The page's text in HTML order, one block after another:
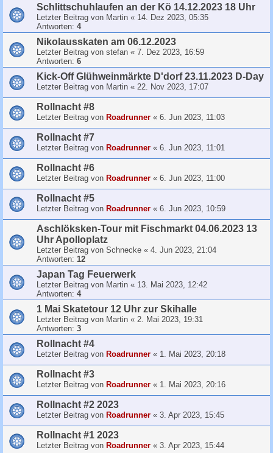
Schlittschuhlaufen an der Kö 14.12.2023 18 Uhr
Letzter Beitrag von Martin « 14. Dez 2023, 05:35
Antworten: 4
Nikolausskaten am 06.12.2023
Letzter Beitrag von stefan « 7. Dez 2023, 16:59
Antworten: 6
Kick-Off Glühweinmärkte D'dorf 23.11.2023 D-Day
Letzter Beitrag von Martin « 22. Nov 2023, 17:07
Rollnacht #8
Letzter Beitrag von Roadrunner « 6. Jun 2023, 11:03
Rollnacht #7
Letzter Beitrag von Roadrunner « 6. Jun 2023, 11:01
Rollnacht #6
Letzter Beitrag von Roadrunner « 6. Jun 2023, 11:00
Rollnacht #5
Letzter Beitrag von Roadrunner « 6. Jun 2023, 10:59
Aschlöksken-Tour mit Fischmarkt 04.06.2023 13
Uhr Apolloplatz
Letzter Beitrag von Schnecke « 4. Jun 2023, 21:04
Antworten: 12
Japan Tag Feuerwerk
Letzter Beitrag von Martin « 13. Mai 2023, 12:42
Antworten: 4
1 Mai Skatetour 12 Uhr zur Skihalle
Letzter Beitrag von Martin « 2. Mai 2023, 19:31
Antworten: 3
Rollnacht #4
Letzter Beitrag von Roadrunner « 1. Mai 2023, 20:18
Rollnacht #3
Letzter Beitrag von Roadrunner « 1. Mai 2023, 20:16
Rollnacht #2 2023
Letzter Beitrag von Roadrunner « 3. Apr 2023, 15:45
Rollnacht #1 2023
Letzter Beitrag von Roadrunner « 3. Apr 2023, 15:44